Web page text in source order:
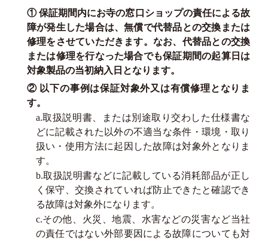
① 保証期間内にお寺の窓口ショップの責任による故
障が発生した場合は、無償で代替品との交換または
修理をさせていただきます。なお、代替品との交換
または修理を行なった場合でも保証期間の起算日は
対象製品の当初納入日となります。
② 以下の事例は保証対象外又は有償修理となりま
す。
a.取扱説明書、または別途取り交わした仕様書な
どに記載された以外の不適当な条件・環境・取り
扱い・使用方法に起因した故障は対象外となりま
す。
b.取扱説明書などに記載している消耗部品が正し
く保守、交換されていれば防止できたと確認でき
る故障は対象外になります。
c.その他、火災、地震、水害などの災害など当社
の責任ではない外部要因による故障についても対